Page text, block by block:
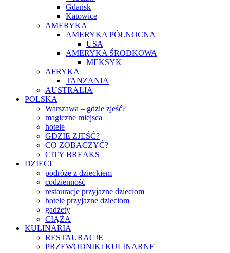
Gdańsk
Katowice
AMERYKA
AMERYKA PÓŁNOCNA
USA
AMERYKA ŚRODKOWA
MEKSYK
AFRYKA
TANZANIA
AUSTRALIA
POLSKA
Warszawa – gdzie zjeść?
magiczne miejsca
hotele
GDZIE ZJEŚĆ?
CO ZOBACZYĆ?
CITY BREAKS
DZIECI
podróże z dzieckiem
codzienność
restauracje przyjazne dzieciom
hotele przyjazne dzieciom
gadżety
CIĄŻA
KULINARIA
RESTAURACJE
PRZEWODNIKI KULINARNE